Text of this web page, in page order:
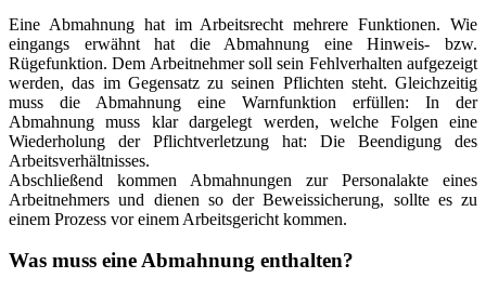
Eine Abmahnung hat im Arbeitsrecht mehrere Funktionen. Wie
eingangs erwähnt hat die Abmahnung eine Hinweis- bzw.
Rügefunktion. Dem Arbeitnehmer soll sein Fehlverhalten aufgezeigt
werden, das im Gegensatz zu seinen Pflichten steht. Gleichzeitig
muss die Abmahnung eine Warnfunktion erfüllen: In der
Abmahnung muss klar dargelegt werden, welche Folgen eine
Wiederholung der Pflichtverletzung hat: Die Beendigung des
Arbeitsverhältnisses.
Abschließend kommen Abmahnungen zur Personalakte eines
Arbeitnehmers und dienen so der Beweissicherung, sollte es zu
einem Prozess vor einem Arbeitsgericht kommen.
Was muss eine Abmahnung enthalten?